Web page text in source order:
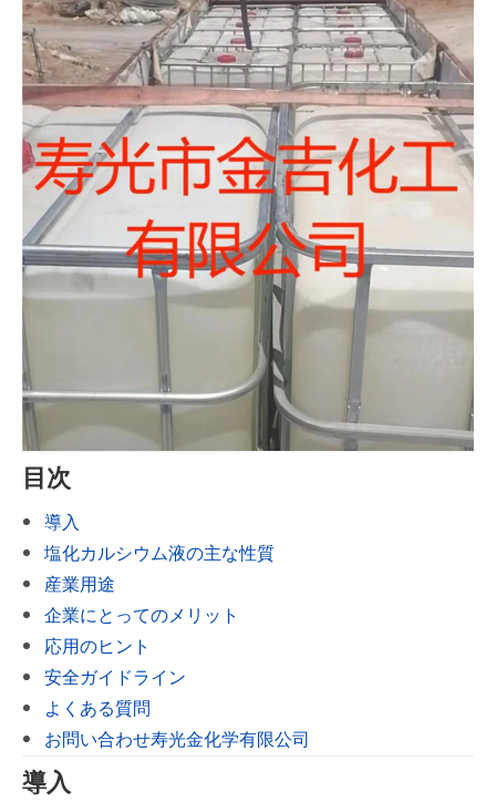
目次
導入
塩化カルシウム液の主な性質
産業用途
企業にとってのメリット
応用のヒント
安全ガイドライン
よくある質問
お問い合わせ寿光金化学有限公司
導入